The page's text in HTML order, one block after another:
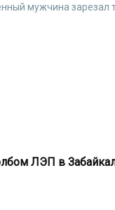
мужчина зарезал
ЛЭП в